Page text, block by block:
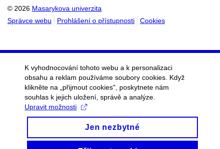
© 2026 Masarykova univerzita
Správce webu
Prohlášení o přístupnosti Cookies
K vyhodnocování tohoto webu a k personalizaci
obsahu a reklam používáme soubory cookies. Když
klikněte na „přijmout cookies", poskytnete nám
souhlas k jejich uložení, správě a analýze.
Upravit možnosti
Jen nezbytné